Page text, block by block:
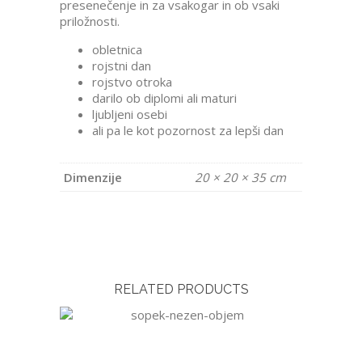
presenečenje in za vsakogar in ob vsaki
priložnosti.
obletnica
rojstni dan
rojstvo otroka
darilo ob diplomi ali maturi
ljubljeni osebi
ali pa le kot pozornost za lepši dan
Dimenzije 20 × 20 × 35 cm
RELATED PRODUCTS